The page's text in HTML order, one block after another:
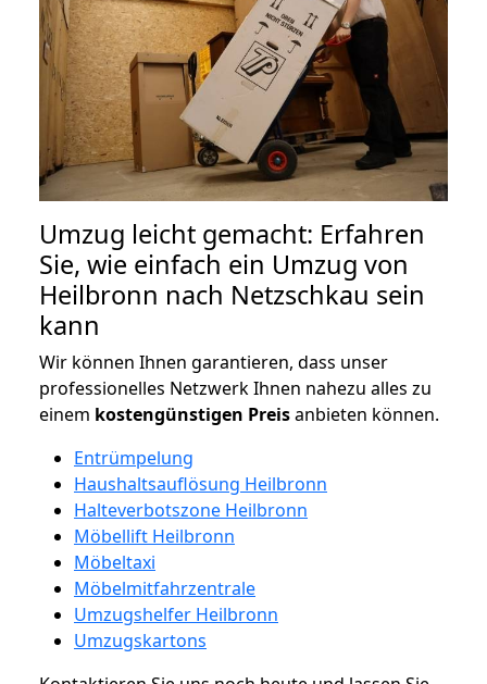
Umzug leicht gemacht: Erfahren
Sie, wie einfach ein Umzug von
Heilbronn nach Netzschkau sein
kann
Wir können Ihnen garantieren, dass unser
professionelles Netzwerk Ihnen nahezu alles zu
einem kostengünstigen Preisanbieten können.
Entrümpelung
Haushaltsauflösung Heilbronn
Halteverbotszone Heilbronn
Möbellift Heilbronn
Möbeltaxi
Möbelmitfahrzentrale
Umzugshelfer Heilbronn
Umzugskartons